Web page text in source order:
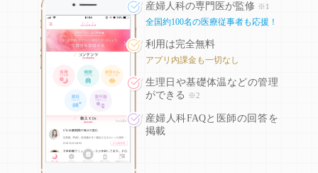
産婦人科の専門医が監修 ※1
全国約100名の医療従事者も応援！
利用は完全無料
アプリ内課金も一切なし
生理日や基礎体温などの管理
ができる
※2
産婦人科FAQと医師の回答を
掲載